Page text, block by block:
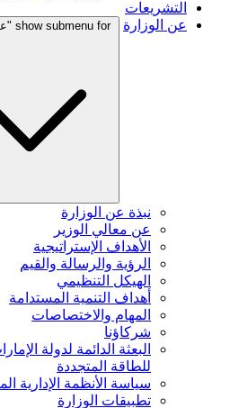
التشريعات
عن الوزارة
show submenu for "عن الوزارة"
نبذة عن الوزارة
عن معالي الوزير
الأهداف الإستراتيجية
الرؤية والرسالة والقيم
الهيكل التنظيمي
أهداف التنمية المستدامة
المهام والاختصاصات
شركاؤنا
البعثة الدائمة لدولة
للطاقة المتجددة
سياسة الأنظمة الإدارية
تطبيقات الوزارة